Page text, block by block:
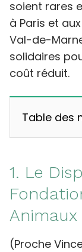
soient rares
à Paris et
Val-de-
solidaires
coût réduit.
Table des
1. Le
Animaux
(Proche